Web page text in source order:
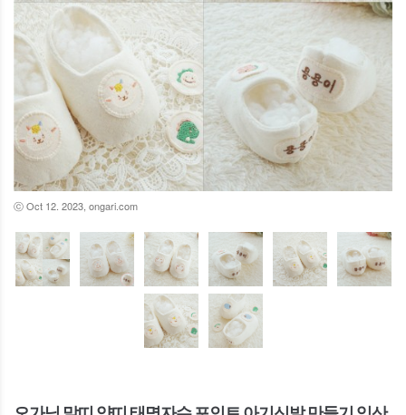
ⓒ Oct 12. 2023, ongari.com